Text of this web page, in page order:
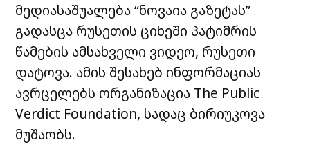
მედიასაშუალება “ნოვაია გაზეტას”
გადასცა რუსეთის ციხეში პატიმრის
წამების ამსახველი ვიდეო, რუსეთი
დატოვა. ამის შესახებ ინფორმაციას
ავრცელებს ორგანიზაცია The Public
Verdict Foundation, სადაც ბირიუკოვა
მუშაობს.